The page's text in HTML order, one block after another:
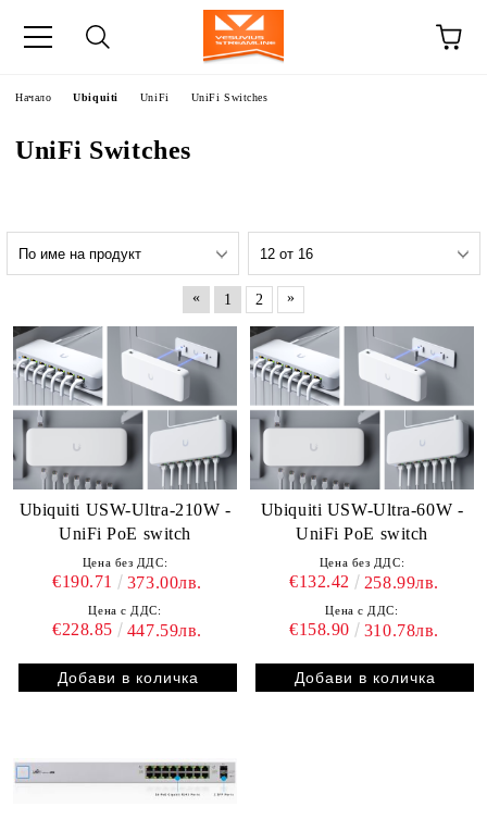
Начало Ubiquiti UniFi UniFi Switches
UniFi Switches
« 1 2 »
Ubiquiti USW-Ultra-210W -
UniFi PoE switch
Цена без ДДС:
€190.71 373.00лв.
Цена с ДДС:
€228.85 447.59лв.
Ubiquiti USW-Ultra-60W -
UniFi PoE switch
Цена без ДДС:
€132.42 258.99лв.
Цена с ДДС:
€158.90 310.78лв.